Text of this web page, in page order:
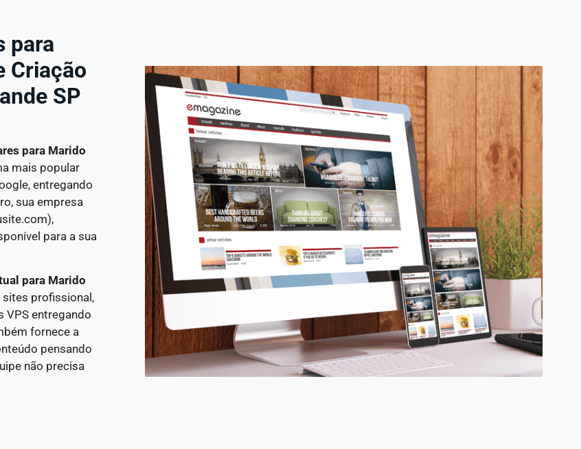
para
Criação
SP
para Marido
mais popular
entregando
sua empresa
para a sua
para Marido
profissional,
VPS entregando
fornece a
pensando
não precisa